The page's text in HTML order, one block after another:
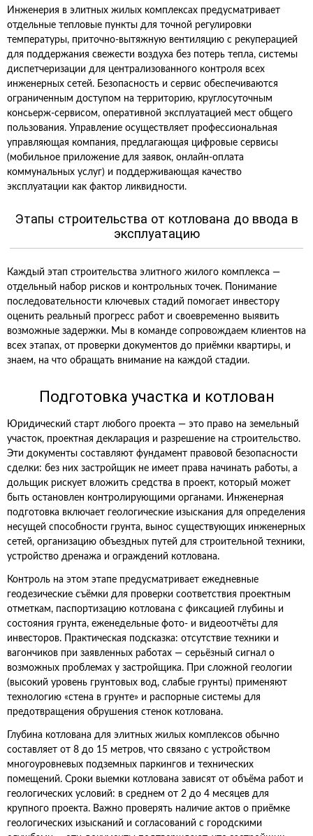
Инженерия в элитных жилых комплексах предусматривает
отдельные тепловые пункты для точной регулировки
температуры, приточно‑вытяжную вентиляцию с рекуперацией
для поддержания свежести воздуха без потерь тепла, системы
диспетчеризации для централизованного контроля всех
инженерных сетей. Безопасность и сервис обеспечиваются
ограниченным доступом на территорию, круглосуточным
консьерж‑сервисом, оперативной эксплуатацией мест общего
пользования. Управление осуществляет профессиональная
управляющая компания, предлагающая цифровые сервисы
(мобильное приложение для заявок, онлайн‑оплата
коммунальных услуг) и поддерживающая качество
эксплуатации как фактор ликвидности.
Этапы строительства от котлована до ввода в
эксплуатацию
Каждый этап строительства элитного жилого комплекса —
отдельный набор рисков и контрольных точек. Понимание
последовательности ключевых стадий помогает инвестору
оценить реальный прогресс работ и своевременно выявить
возможные задержки. Мы в команде сопровождаем клиентов на
всех этапах, от проверки документов до приёмки квартиры, и
знаем, на что обращать внимание на каждой стадии.
Подготовка участка и котлован
Юридический старт любого проекта — это право на земельный
участок, проектная декларация и разрешение на строительство.
Эти документы составляют фундамент правовой безопасности
сделки: без них застройщик не имеет права начинать работы, а
дольщик рискует вложить средства в проект, который может
быть остановлен контролирующими органами. Инженерная
подготовка включает геологические изыскания для определения
несущей способности грунта, вынос существующих инженерных
сетей, организацию объездных путей для строительной техники,
устройство дренажа и ограждений котлована.
Контроль на этом этапе предусматривает ежедневные
геодезические съёмки для проверки соответствия проектным
отметкам, паспортизацию котлована с фиксацией глубины и
состояния грунта, еженедельные фото‑ и видеоотчёты для
инвесторов. Практическая подсказка: отсутствие техники и
вагончиков при заявленных работах — серьёзный сигнал о
возможных проблемах у застройщика. При сложной геологии
(высокий уровень грунтовых вод, слабые грунты) применяют
технологию «стена в грунте» и распорные системы для
предотвращения обрушения стенок котлована.
Глубина котлована для элитных жилых комплексов обычно
составляет от 8 до 15 метров, что связано с устройством
многоуровневых подземных паркингов и технических
помещений. Сроки выемки котлована зависят от объёма работ и
геологических условий: в среднем от 2 до 4 месяцев для
крупного проекта. Важно проверять наличие актов о приёмке
геологических изысканий и согласований с городскими